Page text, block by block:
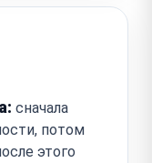
сначала
потом
этого